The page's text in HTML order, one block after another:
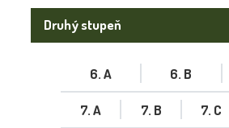
Druhý stupeň
6. A 6. B
7. A 7. B 7. C